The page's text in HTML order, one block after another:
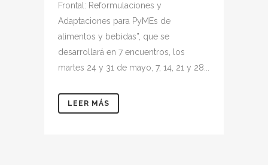
Frontal: Reformulaciones y
Adaptaciones para PyMEs de
alimentos y bebidas”, que se
desarrollará en 7 encuentros, los
martes 24 y 31 de mayo, 7, 14, 21 y 28...
LEER MÁS